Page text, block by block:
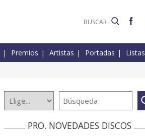
Premios Artistas Portadas Listas
PRO. NOVEDADES DISCOS